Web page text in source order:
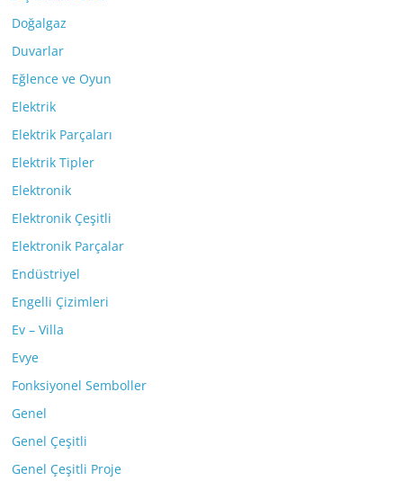
Doğalgaz
Duvarlar
Eğlence ve Oyun
Elektrik
Elektrik Parçaları
Elektrik Tipler
Elektronik
Elektronik Çeşitli
Elektronik Parçalar
Endüstriyel
Engelli Çizimleri
Ev – Villa
Evye
Fonksiyonel Semboller
Genel
Genel Çeşitli
Genel Çeşitli Proje